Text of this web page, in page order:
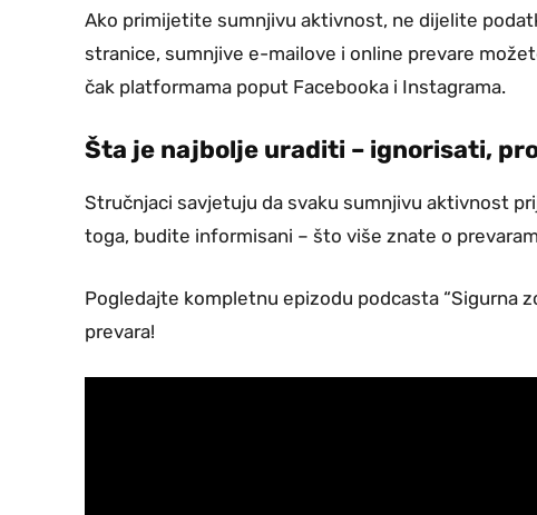
Ako primijetite sumnjivu aktivnost, ne dijelite
stranice, sumnjive e-mailove i online prevare
čak platformama poput Facebooka i Instagrama.
Šta je najbolje uraditi – ignorisati,
Stručnjaci savjetuju da svaku sumnjivu aktivnost
toga, budite informisani – što više znate o
Pogledajte kompletnu epizodu podcasta “Sigurna
prevara!